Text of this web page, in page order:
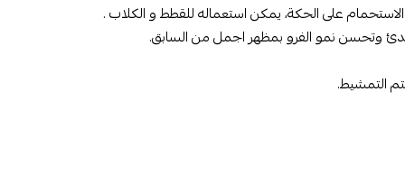
على الحكة، يمكن استعماله للقطط و الكلاب .
وتحسن نمو الفرو بمظهر اجمل من السابق.
التمشيط.